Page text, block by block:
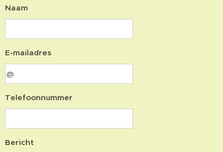
Naam
E-mailadres
Telefoonnummer
Bericht